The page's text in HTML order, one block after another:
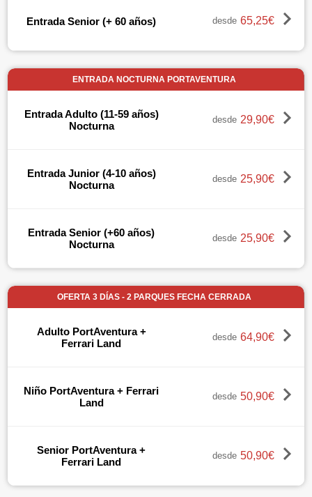
Entrada Senior (+ 60 años) desde 65,25€
ENTRADA NOCTURNA PORTAVENTURA
Entrada Adulto (11-59 años)
Nocturna
desde 29,90€
Entrada Junior (4-10 años)
Nocturna
desde 25,90€
Entrada Senior (+60 años)
Nocturna
desde 25,90€
OFERTA 3 DÍAS - 2 PARQUES FECHA CERRADA
Adulto PortAventura +
Ferrari Land
desde 64,90€
Niño PortAventura + Ferrari
Land
desde 50,90€
Senior PortAventura +
Ferrari Land
desde 50,90€